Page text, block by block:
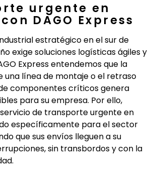
urgente en
DAGO Express
estratégico en el sur de
exige soluciones logísticas ágiles y
Express entendemos que la
una línea de montaje o el retraso
componentes críticos genera
para su empresa. Por ello,
de transporte urgente en
específicamente para el sector
que sus envíos lleguen a su
sin transbordos y con la